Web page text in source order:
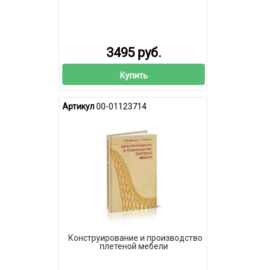
3495 руб.
Купить
Артикул00-01123714
Конструирование и производство
плетеной мебели